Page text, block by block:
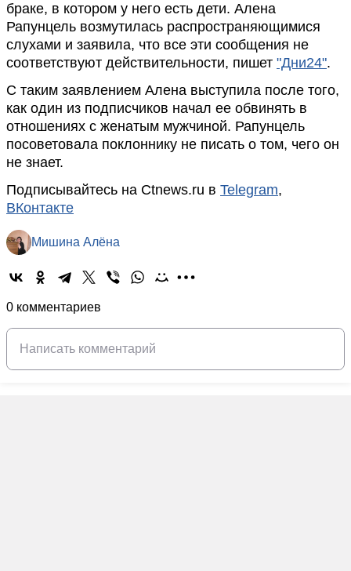
браке, в котором у него есть дети. Алена
Рапунцель возмутилась распространяющимися
слухами и заявила, что все эти сообщения не
соответствуют действительности, пишет "Дни24".
С таким заявлением Алена выступила после того,
как один из подписчиков начал ее обвинять в
отношениях с женатым мужчиной. Рапунцель
посоветовала поклоннику не писать о том, чего он
не знает.
Подписывайтесь на Ctnews.ru в Telegram,
ВКонтакте
Мишина Алёна
0 комментариев